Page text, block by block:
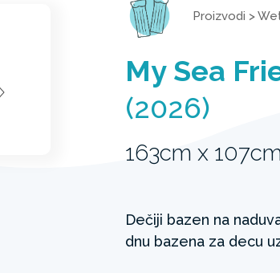
Proizvodi >
My Sea
(2026)
163cm x
Dečiji bazen na
dnu bazena za decu